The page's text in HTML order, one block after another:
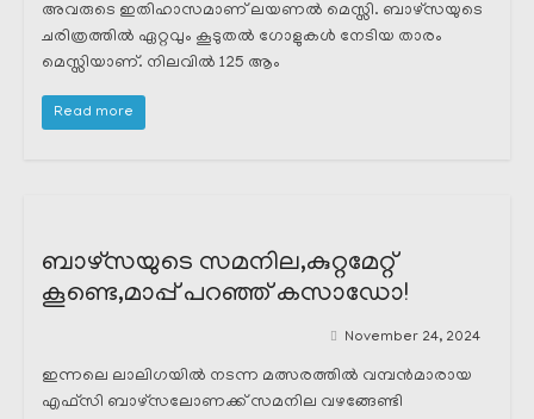
അവരുടെ ഇതിഹാസമാണ് ലയണൽ മെസ്സി. ബാഴ്സയുടെ
ചരിത്രത്തിൽ ഏറ്റവും കൂടുതൽ ഗോളുകൾ നേടിയ താരം
മെസ്സിയാണ്. നിലവിൽ 125 ആം
Read more
ബാഴ്സയുടെ സമനില,കുറ്റമേറ്റ്
കൂണ്ടെ,മാപ്പ് പറഞ്ഞ് കസാഡോ!
November 24, 2024
ഇന്നലെ ലാലിഗയിൽ നടന്ന മത്സരത്തിൽ വമ്പൻമാരായ
എഫ്സി ബാഴ്സലോണക്ക് സമനില വഴങ്ങേണ്ടി